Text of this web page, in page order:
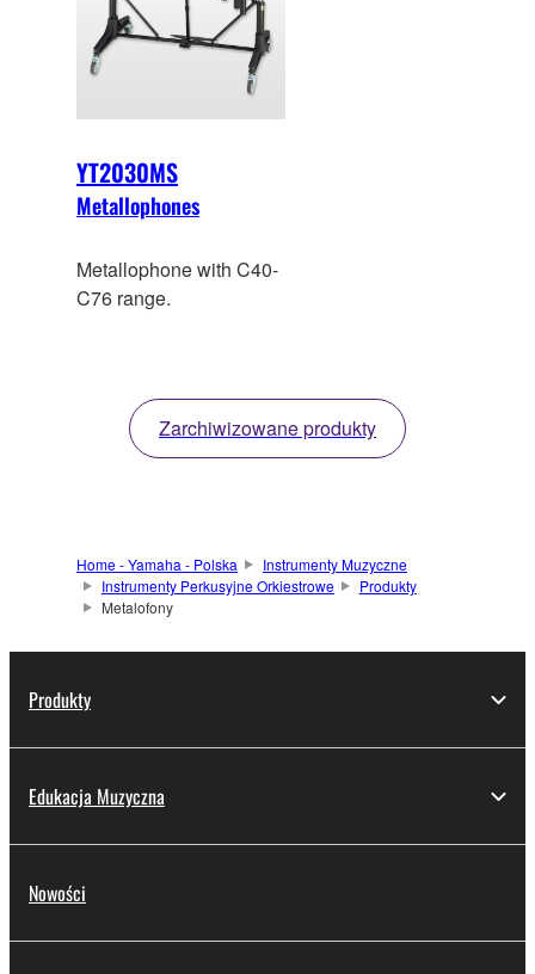
YT2030MS
Metallophones
Metallophone with C40-
C76 range.
Zarchiwizowane produkty
Home - Yamaha - Polska
Instrumenty Muzyczne
Instrumenty Perkusyjne Orkiestrowe
Produkty
Metalofony
Produkty
Edukacja Muzyczna
Nowości